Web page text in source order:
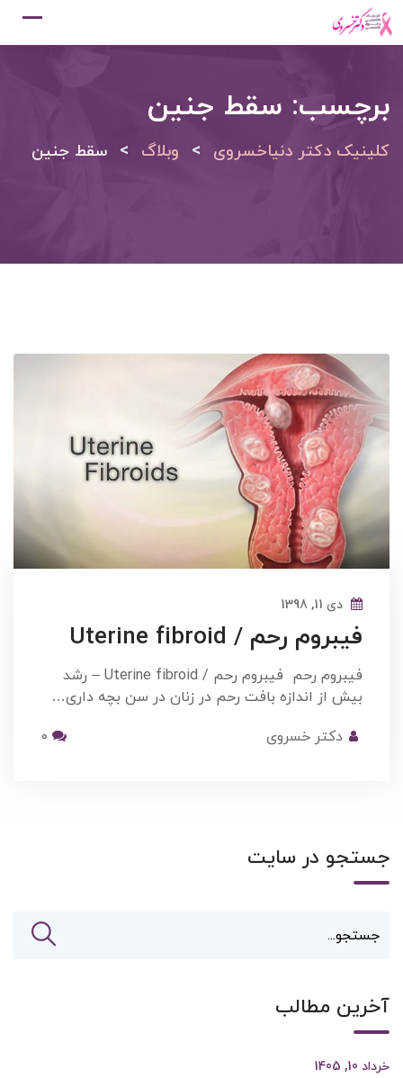
Skip
to
برچسب: سقط جنین
کلینیک دکتر دنیاخسروی > وبلاگ > سقط جنین
دی 11, 1398
فیبروم رحم / Uterine fibroid
فیبروم رحم فیبروم رحم / Uterine fibroid – رشد
بیش از اندازه بافت رحم در زنان در سن بچه داری…
دکتر خسروی
جستجو در سایت
آخرین مطالب
خرداد 10, 1405